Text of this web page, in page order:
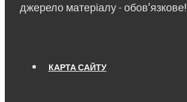
джерело матеріалу - обов’язкове!
КАРТА САЙТУ